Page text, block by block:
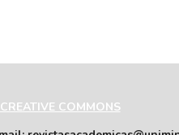
CREATIVE COMMONS